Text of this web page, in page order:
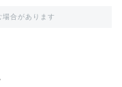
合があります